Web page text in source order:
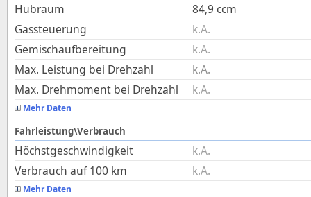
Hubraum
84,9 ccm
Gassteuerung
k.A.
Gemischaufbereitung
k.A.
Max. Leistung bei Drehzahl
k.A.
Max. Drehmoment bei Drehzahl
k.A.
Mehr Daten
Fahrleistung\Verbrauch
Höchstgeschwindigkeit
k.A.
Verbrauch auf 100 km
k.A.
Mehr Daten